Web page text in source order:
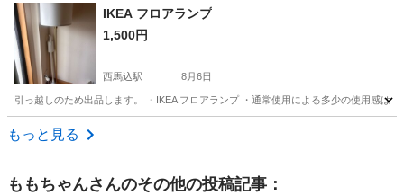
東京 大田区 テーブル
IKEA フロアランプ
1,500円
西馬込駅 8月6日
引っ越しのため出品します。 ・IKEA フロアランプ ・通常使用による多少の使用感は
東京 大田区
もっと見る
ももちゃんさんのその他の投稿記事：